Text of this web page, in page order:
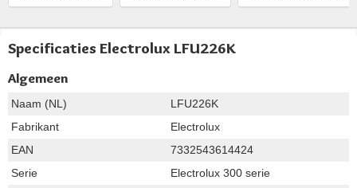
Specificaties Electrolux LFU226K
Algemeen
Naam (NL)
LFU226K
Fabrikant
Electrolux
EAN
7332543614424
Serie
Electrolux 300 serie